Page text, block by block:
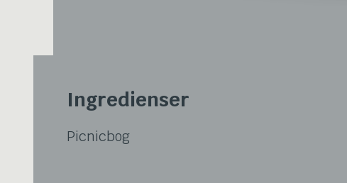
Ingredienser
Picnicbog